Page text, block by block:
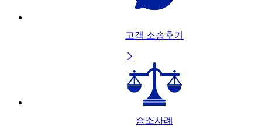
고객 소송후기

승소사례